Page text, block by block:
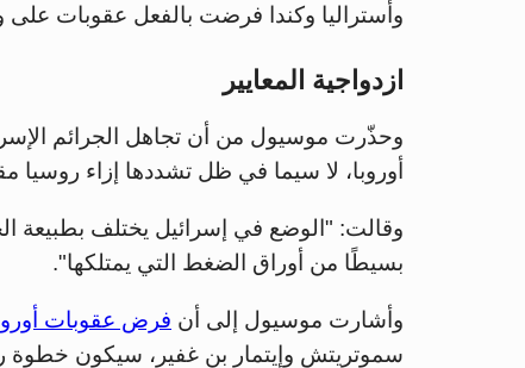
وأستراليا وكندا فرضت بالفعل عقوبات
ازدواجية المعايير
وحذّرت موسيول من أن تجاهل الجرائم
أوروبا، لا سيما في ظل تشددها إزاء روسيا
وقالت: "الوضع في إسرائيل يختلف بطبيعة
بسيطًا من أوراق الضغط التي يمتلكها".
وأشارت موسيول إلى أن فرض عقوبات
سموتريتش وإيتمار بن غفير، سيكون خطوة